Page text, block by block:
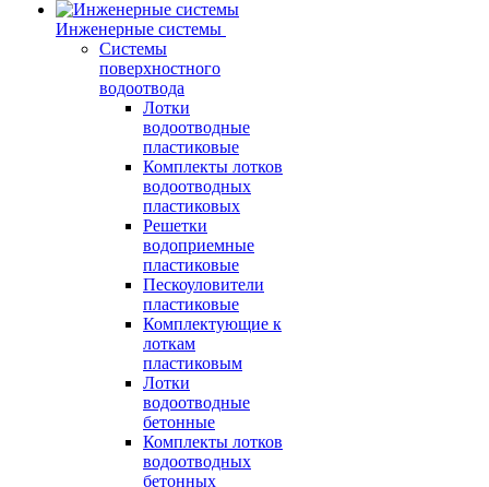
Инженерные системы
Системы
поверхностного
водоотвода
Лотки
водоотводные
пластиковые
Комплекты лотков
водоотводных
пластиковых
Решетки
водоприемные
пластиковые
Пескоуловители
пластиковые
Комплектующие к
лоткам
пластиковым
Лотки
водоотводные
бетонные
Комплекты лотков
водоотводных
бетонных